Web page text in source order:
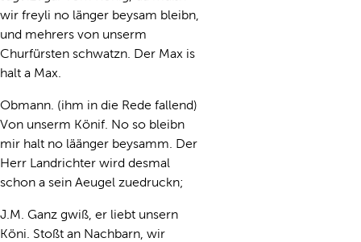
wir freyli no länger beysam bleibn,
und mehrers von unserm
Churfürsten schwatzn. Der Max is
halt a Max.
Obmann. (ihm in die Rede fallend)
Von unserm Könif. No so bleibn
mir halt no läänger beysamm. Der
Herr Landrichter wird desmal
schon a sein Aeugel zuedruckn;
J.M. Ganz gwiß, er liebt unsern
Köni. Stoßt an Nachbarn, wir